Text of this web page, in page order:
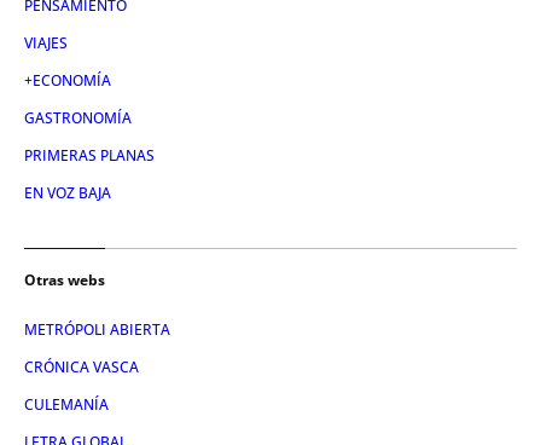
PENSAMIENTO
VIAJES
+ECONOMÍA
GASTRONOMÍA
PRIMERAS PLANAS
EN VOZ BAJA
Otras webs
METRÓPOLI ABIERTA
CRÓNICA VASCA
CULEMANÍA